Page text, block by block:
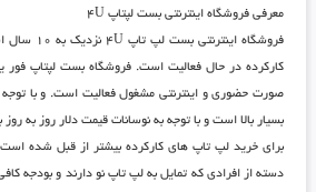
معرفی فروشگاه اینترنتی بست لپتاپ ۴U
فروشگاه اینترنتی بست لپ تاپ ۴U
نزدیک
کارکرده در حال فعالیت است. فروشگاه بست لپتاپ فور
صورت حضوری و اینترنتی مشغول فعالیت است. و با توجه
بسیار بالا است و با توجه به نوسانات قیمت دلار روز به
برای خرید لپ تاپ های کارکرده بیشتر از قبل شده
دسته از افرادی که تمایل به لپ تاپ نو دارند و بودجه